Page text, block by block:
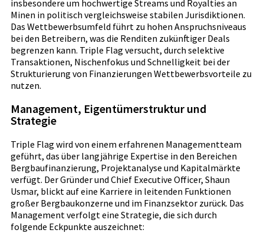
insbesondere um hochwertige Streams und Royalties an
Minen in politisch vergleichsweise stabilen Jurisdiktionen.
Das Wettbewerbsumfeld führt zu hohen Anspruchsniveaus
bei den Betreibern, was die Renditen zukünftiger Deals
begrenzen kann. Triple Flag versucht, durch selektive
Transaktionen, Nischenfokus und Schnelligkeit bei der
Strukturierung von Finanzierungen Wettbewerbsvorteile zu
nutzen.
Management, Eigentümerstruktur und
Strategie
Triple Flag wird von einem erfahrenen Managementteam
geführt, das über langjährige Expertise in den Bereichen
Bergbaufinanzierung, Projektanalyse und Kapitalmärkte
verfügt. Der Gründer und Chief Executive Officer, Shaun
Usmar, blickt auf eine Karriere in leitenden Funktionen
großer Bergbaukonzerne und im Finanzsektor zurück. Das
Management verfolgt eine Strategie, die sich durch
folgende Eckpunkte auszeichnet: